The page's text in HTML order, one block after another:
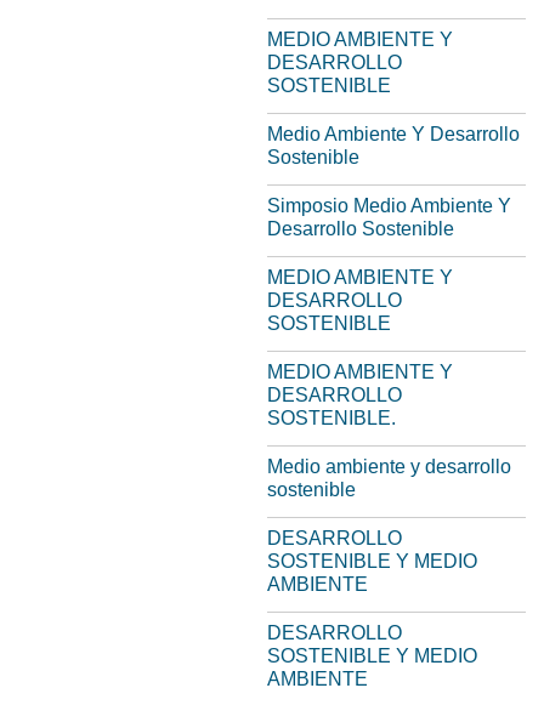
MEDIO AMBIENTE Y
DESARROLLO
SOSTENIBLE
Medio Ambiente Y Desarrollo
Sostenible
Simposio Medio Ambiente Y
Desarrollo Sostenible
MEDIO AMBIENTE Y
DESARROLLO
SOSTENIBLE
MEDIO AMBIENTE Y
DESARROLLO
SOSTENIBLE.
Medio ambiente y desarrollo
sostenible
DESARROLLO
SOSTENIBLE Y MEDIO
AMBIENTE
DESARROLLO
SOSTENIBLE Y MEDIO
AMBIENTE